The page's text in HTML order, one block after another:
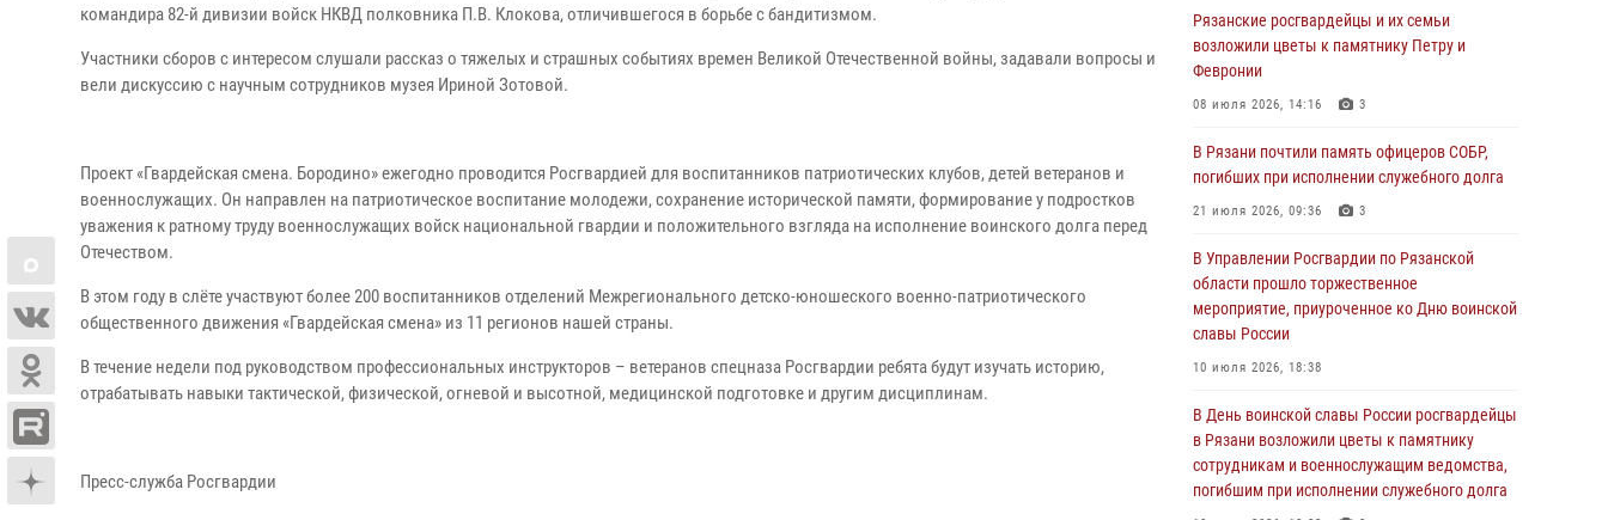
командира 82-й дивизии войск НКВД полковника П.В. Клокова, отличившегося в борьбе с бандитизмом.
Участники сборов с интересом слушали рассказ о тяжелых и страшных событиях времен Великой Отечественной войны, задавали вопросы и
вели дискуссию с научным сотрудников музея Ириной Зотовой.
Проект «Гвардейская смена. Бородино» ежегодно проводится Росгвардией для воспитанников патриотических клубов, детей ветеранов и
военнослужащих. Он направлен на патриотическое воспитание молодежи, сохранение исторической памяти, формирование у подростков
уважения к ратному труду военнослужащих войск национальной гвардии и положительного взгляда на исполнение воинского долга перед
Отечеством.
В этом году в слёте участвуют более 200 воспитанников отделений Межрегионального детско-юношеского военно-патриотического
общественного движения «Гвардейская смена» из 11 регионов нашей страны.
В течение недели под руководством профессиональных инструкторов – ветеранов спецназа Росгвардии ребята будут изучать историю,
отрабатывать навыки тактической, физической, огневой и высотной, медицинской подготовке и другим дисциплинам.
Пресс-служба Росгвардии
28 июля 2026, 09:22 1
При силовой поддержке ОМОН житель
Касимовского округа лишён гражданства
законодательства
27 июля 2026, 15:26
«Радио России - Рязань» рассказал о службе
во вневедомственной охране
23 июля 2026, 09:02
21 июля 2026, 09:36 3
Рязанские сотрудники лицензионно-
разрешительной работы Росгвардии подвели
результаты за 6 месяцев 2026 года (видео)
Рязанские росгвардейцы и их семьи
возложили цветы к памятнику Петру и
Февронии
08 июля 2026, 14:16 3
В Рязани почтили память офицеров СОБР,
погибших при исполнении служебного долга
21 июля 2026, 09:36 3
В Управлении Росгвардии по Рязанской
области прошло торжественное
мероприятие, приуроченное ко Дню воинской
славы России
10 июля 2026, 18:38
В День воинской славы России росгвардейцы
в Рязани возложили цветы к памятнику
сотрудникам и военнослужащим ведомства,
погибшим при исполнении служебного долга